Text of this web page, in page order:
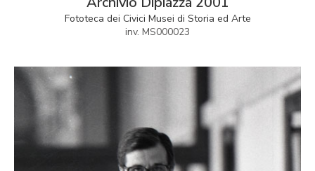
Fototeca dei Civici Musei di Storia ed Arte
inv. MS000023